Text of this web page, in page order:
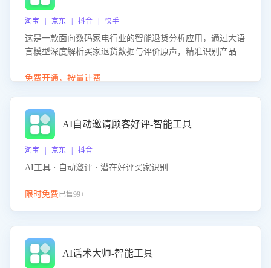
淘宝 | 京东 | 抖音 | 快手
这是一款面向数码家电行业的智能退货分析应用，通过大语
言模型深度解析买家退货数据与评价原声，精准识别产品质
改进建议，通过挖掘用户痛点驱动产品迭代，从根本上降低
免费开通，按量计费
AI自动邀请顾客好评-智能工具
淘宝 | 京东 | 抖音
AI工具 · 自动邀评 · 潜在好评买家识别
限时免费已售99+
AI话术大师-智能工具